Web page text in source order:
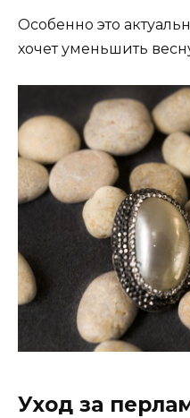
Особенно это
хочет уменьшить
Уход за